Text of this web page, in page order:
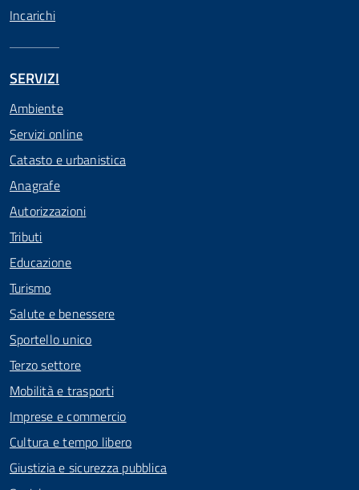
Incarichi
SERVIZI
Ambiente
Servizi online
Catasto e urbanistica
Anagrafe
Autorizzazioni
Tributi
Educazione
Turismo
Salute e benessere
Sportello unico
Terzo settore
Mobilità e trasporti
Imprese e commercio
Cultura e tempo libero
Giustizia e sicurezza pubblica